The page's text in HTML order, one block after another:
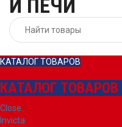
КАТАЛОГ ТОВАРОВ
КАТАЛОГ ТОВАРОВ
Close
Invicta